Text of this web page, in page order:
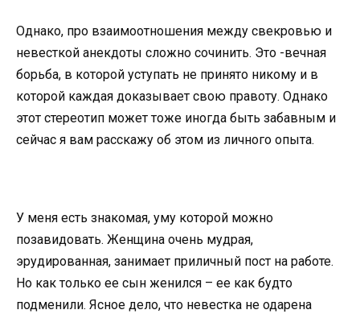
Однако, про взаимоотношения между свекровью и
невесткой анекдоты сложно сочинить. Это -вечная
борьба, в которой уступать не принято никому и в
которой каждая доказывает свою правоту. Однако
этот стереотип может тоже иногда быть забавным и
сейчас я вам расскажу об этом из личного опыта.
У меня есть знакомая, уму которой можно
позавидовать. Женщина очень мудрая,
эрудированная, занимает приличный пост на работе.
Но как только ее сын женился – ее как будто
подменили. Ясное дело, что невестка не одарена